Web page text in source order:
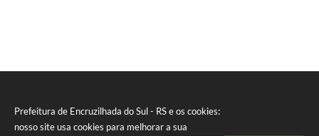
Prefeitura de Encruzilhada do Sul - RS e os cookies:
nosso site usa cookies para melhorar a sua